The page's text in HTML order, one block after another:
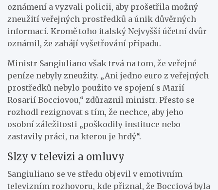
oznámení a vyzvali policii, aby prošetřila možný
zneužití veřejných prostředků a únik důvěrných
informací. Kromě toho italský Nejvyšší účetní dvůr
oznámil, že zahájí vyšetřování případu.
Ministr Sangiuliano však trvá na tom, že veřejné
peníze nebyly zneužity. „Ani jedno euro z veřejných
prostředků nebylo použito ve spojení s Marií
Rosarií Bocciovou,“ zdůraznil ministr. Přesto se
rozhodl rezignovat s tím, že nechce, aby jeho
osobní záležitosti „poškodily instituce nebo
zastavily práci, na kterou je hrdý“.
Slzy v televizi a omluvy
Sangiuliano se ve středu objevil v emotivním
televizním rozhovoru, kde přiznal, že Bocciová byla